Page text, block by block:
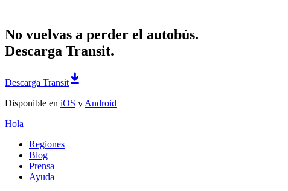
No vuelvas a perder el autobús.
Descarga Transit.
Descarga Transit
Disponible en iOS y Android
Hola
Regiones
Blog
Prensa
Ayuda